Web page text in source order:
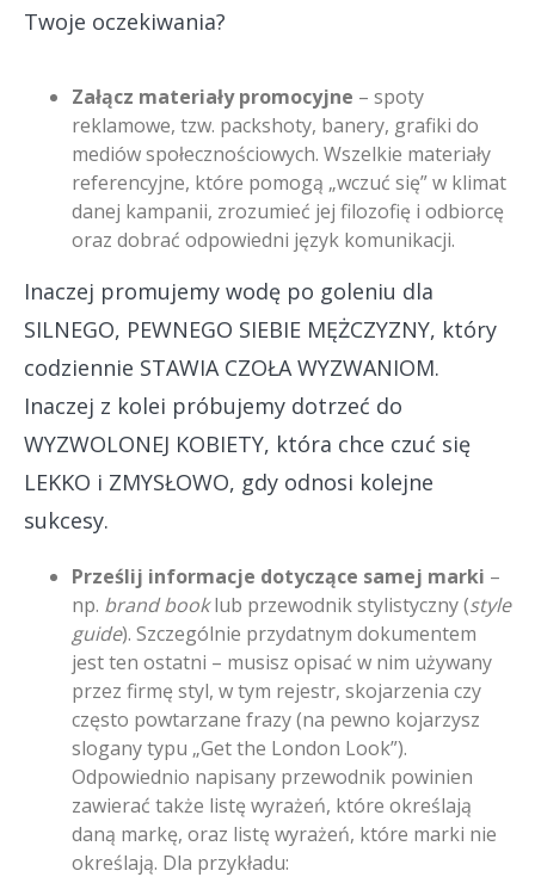
Twoje oczekiwania?
Załącz materiały promocyjne – spoty
reklamowe, tzw. packshoty, banery, grafiki do
mediów społecznościowych. Wszelkie materiały
referencyjne, które pomogą „wczuć się” w klimat
danej kampanii, zrozumieć jej filozofię i odbiorcę
oraz dobrać odpowiedni język komunikacji.
Inaczej promujemy wodę po goleniu dla
SILNEGO, PEWNEGO SIEBIE MĘŻCZYZNY, który
codziennie STAWIA CZOŁA WYZWANIOM.
Inaczej z kolei próbujemy dotrzeć do
WYZWOLONEJ KOBIETY, która chce czuć się
LEKKO i ZMYSŁOWO, gdy odnosi kolejne
sukcesy.
Prześlij informacje dotyczące samej marki –
np. brand booklub przewodnik stylistyczny (style
guide). Szczególnie przydatnym dokumentem
jest ten ostatni – musisz opisać w nim używany
przez firmę styl, w tym rejestr, skojarzenia czy
często powtarzane frazy (na pewno kojarzysz
slogany typu „Get the London Look”).
Odpowiednio napisany przewodnik powinien
zawierać także listę wyrażeń, które określają
daną markę, oraz listę wyrażeń, które marki nie
określają. Dla przykładu: